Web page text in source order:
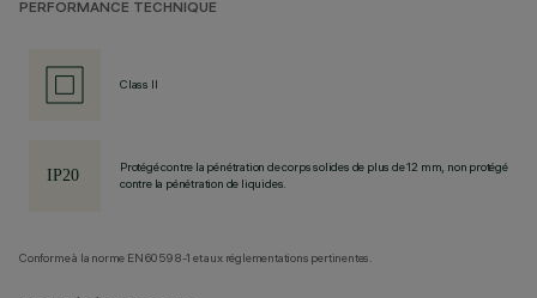
PERFORMANCE TECHNIQUE
Class II
Protégé contre la pénétration de corps solides de plus de 12 mm, non protégé
contre la pénétration de liquides.
Conforme à la norme EN60598-1 et aux réglementations pertinentes.